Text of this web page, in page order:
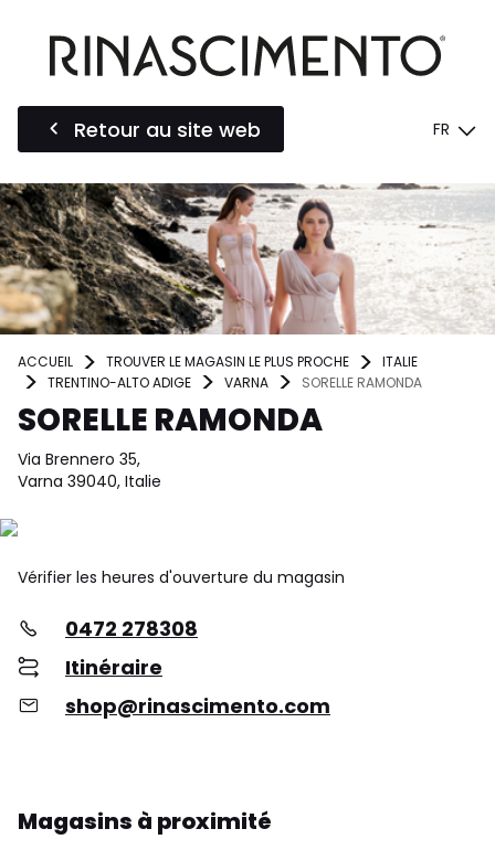
Retour au site web FR
ACCUEIL TROUVER LE MAGASIN LE PLUS PROCHE
ITALIE
TRENTINO-ALTO ADIGE
VARNA SORELLE RAMONDA
SORELLE RAMONDA
Via Brennero 35,
Varna 39040, Italie
Vérifier les heures d'ouverture du magasin
0472 278308
Itinéraire
shop@rinascimento.com
Magasins à proximité